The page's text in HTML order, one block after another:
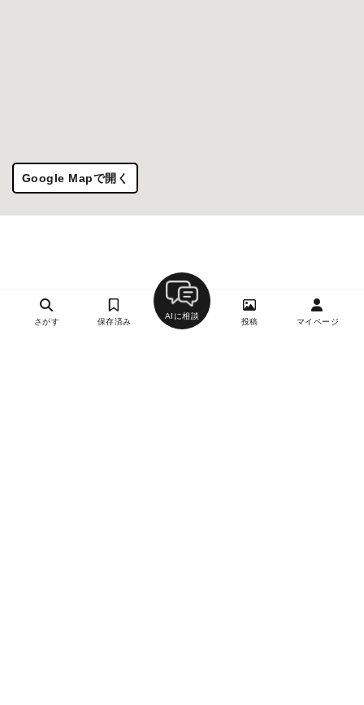
Google Mapで開く
さがす 保存済み
AIに相談
投稿 マイページ